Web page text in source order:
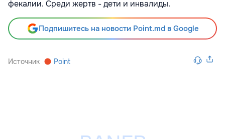
фекалии. Среди жертв - дети и инвалиды.
Подпишитесь на новости Point.md в Google
Источник Point